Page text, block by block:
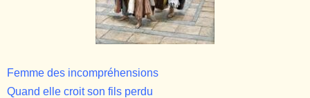
Femme des incompréhensions
Quand elle croit son fils perdu